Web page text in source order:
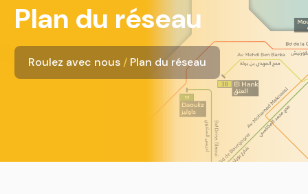
Plan du réseau
Roulez avec nous Plan du réseau